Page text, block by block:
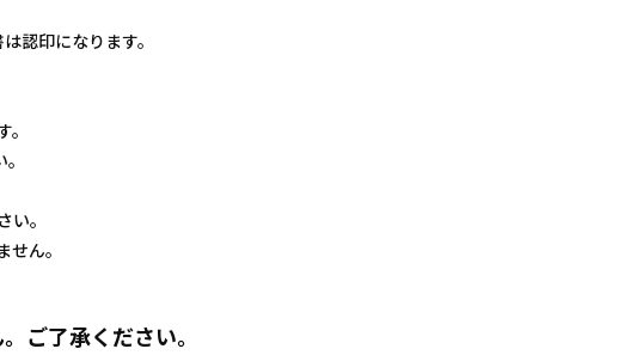
認印になります。
。
ん。
ご了承ください。